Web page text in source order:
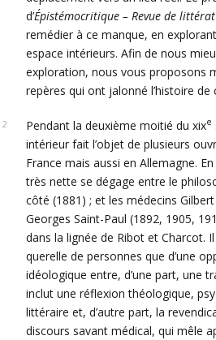
d’Épistémocritique – Revue de
remédier à ce manque, en
espace intérieurs. Afin de nous
exploration, nous vous proposons
repères qui ont jalonné l’histoire de
Pendant la deuxième moitié du xixe
intérieur fait l’objet de plusieurs
France mais aussi en Allemagne.
très nette se dégage entre le
côté (1881) ; et les médecins
Georges Saint-Paul (1892, 1905,
dans la lignée de Ribot et Charcot. Il
querelle de personnes que d’une
idéologique entre, d’une part, une
inclut une réflexion théologique,
littéraire et, d’autre part, la
discours savant médical, qui mêle